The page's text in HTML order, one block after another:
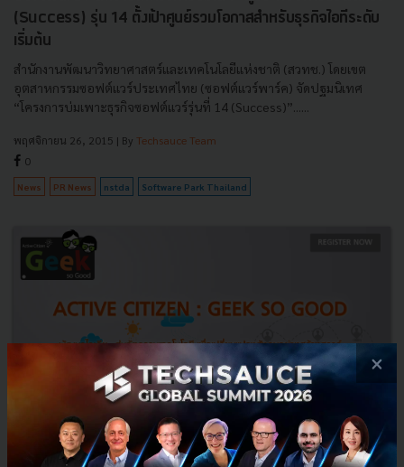
(Success) รุ่น 14 ตั้งเป้าศูนย์รวมโอกาสสำหรับธุรกิจไอทีระดับ
เริ่มต้น
สำนักงานพัฒนาวิทยาศาสตร์และเทคโนโลยีแห่งชาติ (สวทช.) โดยเขต
อุตสาหกรรมซอฟต์แวร์ประเทศไทย (ซอฟต์แวร์พาร์ค) จัดปฐมนิเทศ
“โครงการบ่มเพาะธุรกิจซอฟต์แวร์รุ่นที่ 14 (Success)”......
พฤศจิกายน 26, 2015 | By Techsauce Team
0
News PR News nstda Software Park Thailand
×